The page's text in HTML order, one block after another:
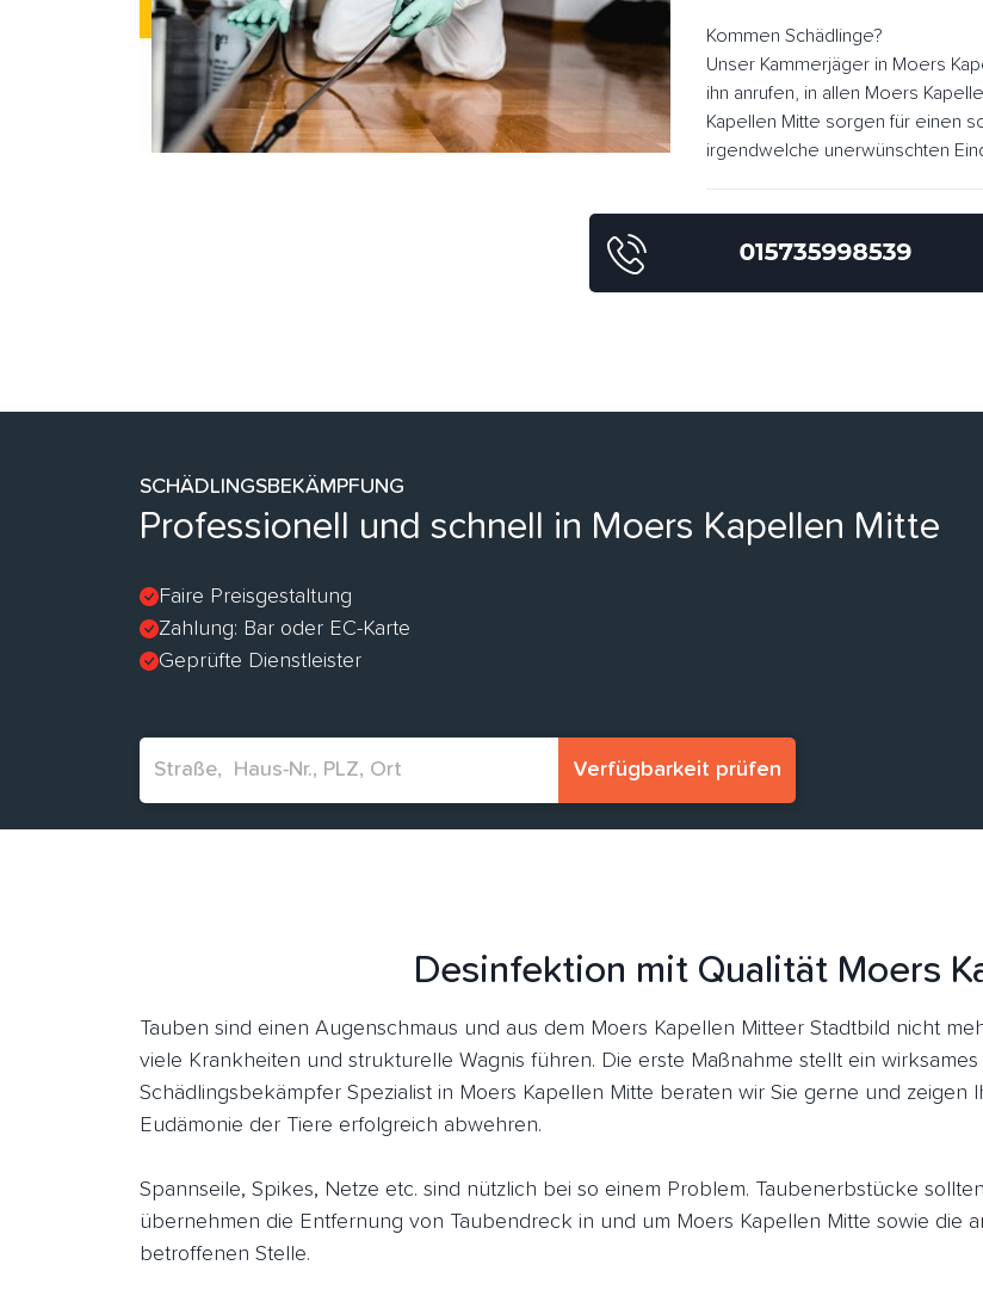
Kommen Schädlinge?
Unser Kammerjäger in Moers
ihn anrufen, in allen Moers
Kapellen Mitte sorgen für einen
irgendwelche unerwünschten
SCHÄDLINGSBEKÄMPFUNG
Professionell und schnell in Moers Kapellen Mitte
Faire Preisgestaltung
Zahlung: Bar oder EC-Karte
Geprüfte Dienstleister
Verfügbarkeit prüfen
Desinfektion mit Qualität Moers
Tauben sind einen Augenschmaus und aus dem Moers Kapellen Mitteer Stadtbild nicht
viele Krankheiten und strukturelle Wagnis führen. Die erste Maßnahme stellt ein
Schädlingsbekämpfer Spezialist in Moers Kapellen Mitte beraten wir Sie gerne und
Eudämonie der Tiere erfolgreich abwehren.
Spannseile, Spikes, Netze etc. sind nützlich bei so einem Problem. Taubenerbstücke
übernehmen die Entfernung von Taubendreck in und um Moers Kapellen Mitte sowie die
betroffenen Stelle.